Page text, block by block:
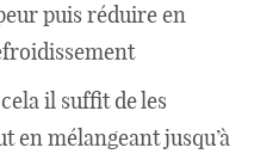
puis réduire en
il suffit de les
en mélangeant jusqu’à